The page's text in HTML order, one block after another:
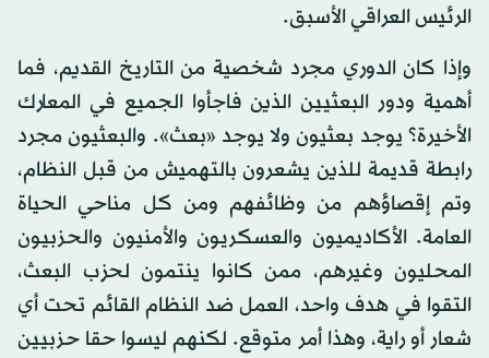
الرئيس العراقي الأسبق.
وإذا كان الدوري مجرد شخصية من التاريخ القديم، فما
أهمية ودور البعثيين الذين فاجأوا الجميع في المعارك
الأخيرة؟ يوجد بعثيون ولا يوجد «بعث». والبعثيون مجرد
رابطة قديمة للذين يشعرون بالتهميش من قبل النظام،
وتم إقصاؤهم من وظائفهم ومن كل مناحي الحياة
العامة. الأكاديميون والعسكريون والأمنيون والحزبيون
المحليون وغيرهم، ممن كانوا ينتمون لحزب البعث،
التقوا في هدف واحد، العمل ضد النظام القائم تحت أي
شعار أو راية، وهذا أمر متوقع. لكنهم ليسوا حقا حزبيين